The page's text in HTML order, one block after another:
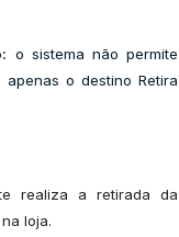
o sistema não permite
o destino Retira
realiza a retirada da
loja.